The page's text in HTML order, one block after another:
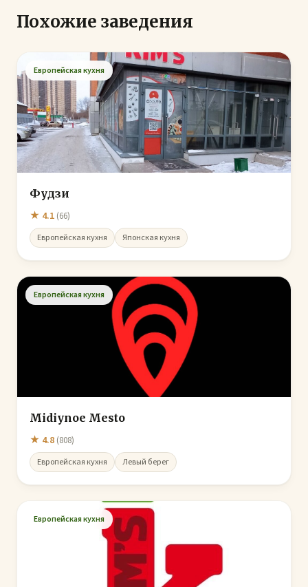
Похожие заведения
Европейская кухня
Фудзи
★ 4.1 (66)
Европейская кухня Японская кухня
Европейская кухня
Midiynoe Mesto
★ 4.8 (808)
Европейская кухня Левый берег
Европейская кухня